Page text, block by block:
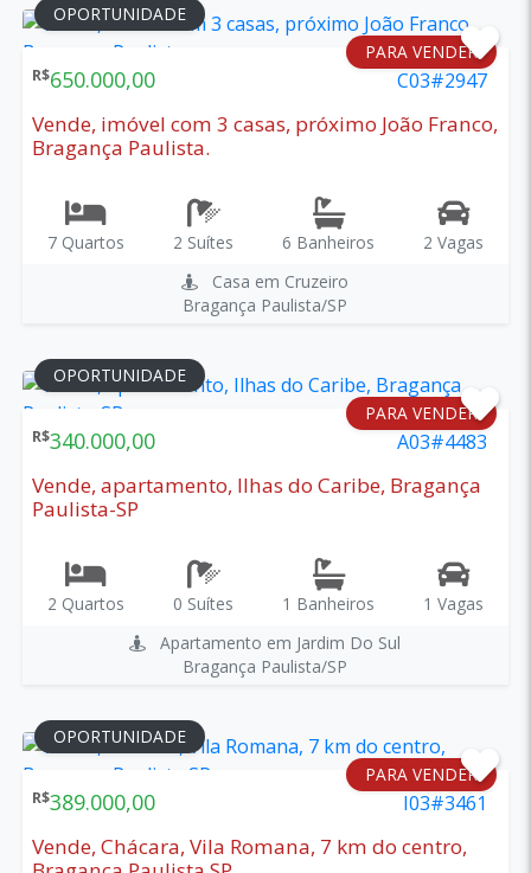
OPORTUNIDADE
PARA VENDER
R$650.000,00 C03#2947
Vende, imóvel com 3 casas, próximo João Franco,
Bragança Paulista.
7 Quartos 2 Suítes 6 Banheiros
2 Vagas
Casa em Cruzeiro
Bragança Paulista/SP
OPORTUNIDADE
PARA VENDER
R$340.000,00 A03#4483
Vende, apartamento, Ilhas do Caribe, Bragança
Paulista-SP
2 Quartos 0 Suítes 1 Banheiros
1 Vagas
Apartamento em Jardim Do Sul
Bragança Paulista/SP
OPORTUNIDADE
PARA VENDER
R$389.000,00 I03#3461
Vende, Chácara, Vila Romana, 7 km do centro,